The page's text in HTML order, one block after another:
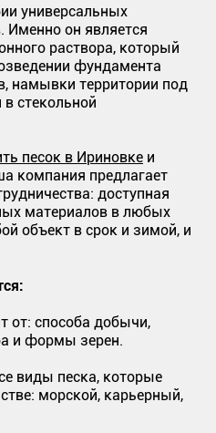
универсальных
Именно он является
раствора, который
фундамента
намывки территории под
стекольной
песок в Ириновке и
компания предлагает
доступная
материалов в любых
объект в срок и зимой, и
от: способа добычи,
и формы зерен.
виды песка, которые
морской, карьерный,